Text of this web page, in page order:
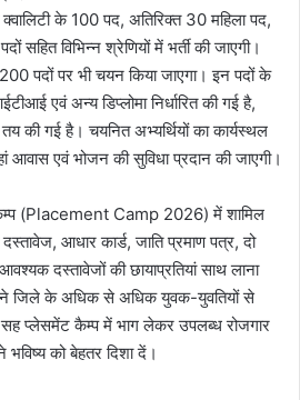
के 100 पद, अतिरिक्त 30 महिला पद,
सहित विभिन्न श्रेणियों में भर्ती की जाएगी।
200 पदों पर भी चयन किया जाएगा। इन पदों के
एवं अन्य डिप्लोमा निर्धारित की गई है,
की गई है। चयनित अभ्यर्थियों का कार्यस्थल
आवास एवं भोजन की सुविधा प्रदान की जाएगी।
(Placement Camp 2026) में शामिल
आधार कार्ड, जाति प्रमाण पत्र, दो
दस्तावेजों की छायाप्रतियां साथ लाना
ने जिले के अधिक से अधिक युवक-युवतियों से
प्लेसमेंट कैम्प में भाग लेकर उपलब्ध रोजगार
को बेहतर दिशा दें।